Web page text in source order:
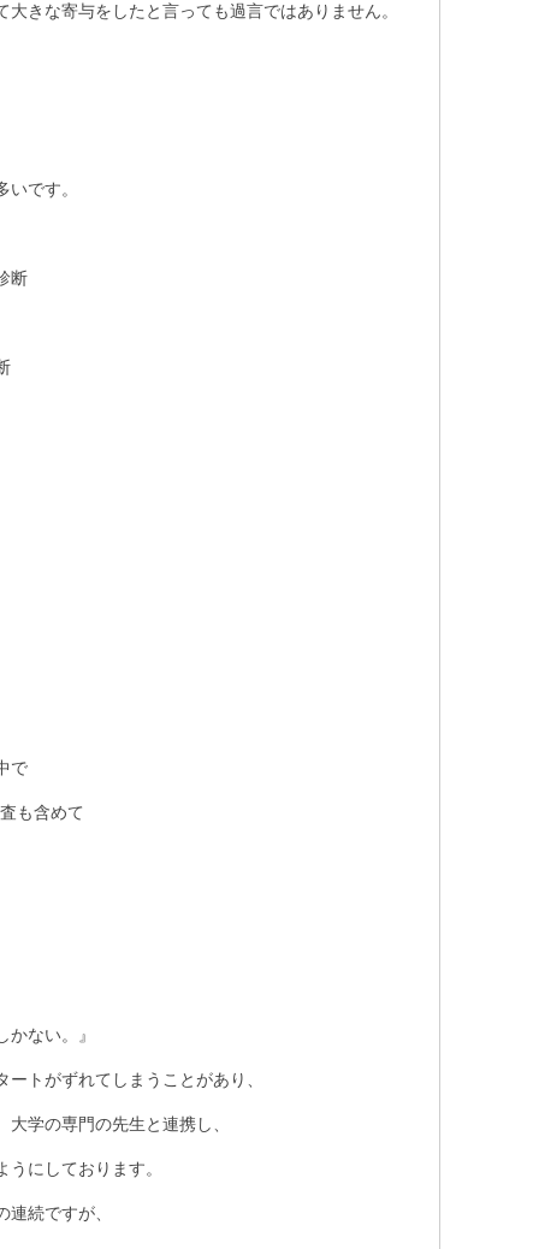
きな寄与をしたと言っても過言ではありません。
です。
断
で
も含めて
ない。』
トがずれてしまうことがあり、
学の専門の先生と連携し、
にしております。
続ですが、